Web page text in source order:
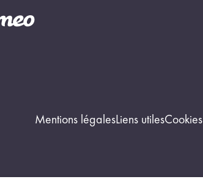
Mentions légalesLiens utilesCookies